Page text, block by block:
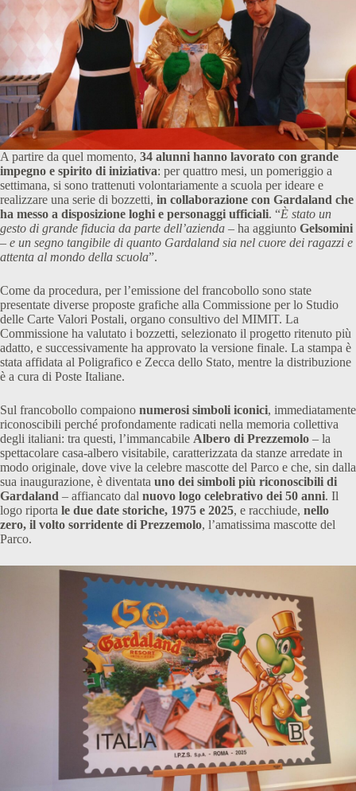
A partire da quel momento, 34 alunni hanno lavorato con grande
impegno e spirito di iniziativa: per quattro mesi, un pomeriggio a
settimana, si sono trattenuti volontariamente a scuola per ideare e
realizzare una serie di bozzetti, in collaborazione con Gardaland che
ha messo a disposizione loghi e personaggi ufficiali. “È stato un
gesto di grande fiducia da parte dell’azienda – ha aggiunto Gelsomini
– e un segno tangibile di quanto Gardaland sia nel cuore dei ragazzi e
attenta al mondo della scuola”.
Come da procedura, per l’emissione del francobollo sono state
presentate diverse proposte grafiche alla Commissione per lo Studio
delle Carte Valori Postali, organo consultivo del MIMIT. La
Commissione ha valutato i bozzetti, selezionato il progetto ritenuto più
adatto, e successivamente ha approvato la versione finale. La stampa è
stata affidata al Poligrafico e Zecca dello Stato, mentre la distribuzione
è a cura di Poste Italiane.
Sul francobollo compaiono numerosi simboli iconici, immediatamente
riconoscibili perché profondamente radicati nella memoria collettiva
degli italiani: tra questi, l’immancabile Albero di Prezzemolo – la
spettacolare casa-albero visitabile, caratterizzata da stanze arredate in
modo originale, dove vive la celebre mascotte del Parco e che, sin dalla
sua inaugurazione, è diventata uno dei simboli più riconoscibili di
Gardaland – affiancato dal nuovo logo celebrativo dei 50 anni. Il
logo riporta le due date storiche, 1975 e 2025, e racchiude, nello
zero, il volto sorridente di Prezzemolo, l’amatissima mascotte del
Parco.